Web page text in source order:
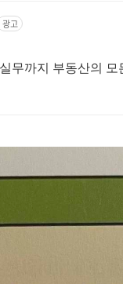
광고
무까지 부동산의 모